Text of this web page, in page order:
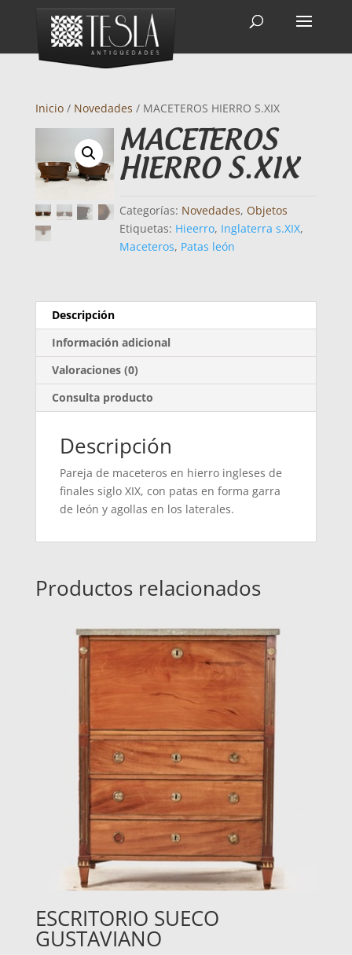
Inicio/ Novedades / MACETEROS HIERRO S.XIX
MACETEROS
HIERRO S.XIX
Categorías: Novedades, Objetos
Etiquetas: Hieerro, Inglaterra s.XIX,
Maceteros, Patas león
Descripción
Información adicional
Valoraciones (0)
Consulta producto
Descripción
Pareja de maceteros en hierro ingleses de
finales siglo XIX, con patas en forma garra
de león y agollas en los laterales.
Productos relacionados
ESCRITORIO SUECO
GUSTAVIANO